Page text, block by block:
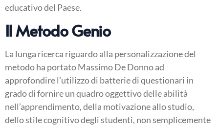
educativo del Paese.
Il Metodo Genio
La lunga ricerca riguardo alla personalizzazione del
metodo ha portato Massimo De Donno ad
approfondire l’utilizzo di batterie di questionari in
grado di fornire un quadro oggettivo delle abilità
nell’apprendimento, della motivazione allo studio,
dello stile cognitivo degli studenti, non semplicemente